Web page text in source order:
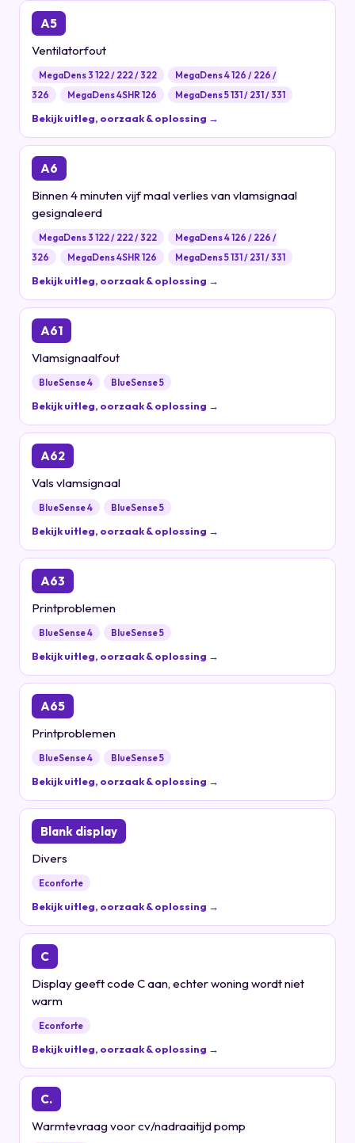
A5
Ventilatorfout
MegaDens 3 122 / 222 / 322
MegaDens 4 126 / 226 /
326
MegaDens 4SHR 126 MegaDens 5 131 / 231 / 331
Bekijk uitleg, oorzaak & oplossing →
A6
Binnen 4 minuten vijf maal verlies van vlamsignaal
gesignaleerd
MegaDens 3 122 / 222 / 322
MegaDens 4 126 / 226 /
326
MegaDens 4SHR 126 MegaDens 5 131 / 231 / 331
Bekijk uitleg, oorzaak & oplossing →
A61
Vlamsignaalfout
BlueSense 4 BlueSense 5
Bekijk uitleg, oorzaak & oplossing →
A62
Vals vlamsignaal
BlueSense 4 BlueSense 5
Bekijk uitleg, oorzaak & oplossing →
A63
Printproblemen
BlueSense 4 BlueSense 5
Bekijk uitleg, oorzaak & oplossing →
A65
Printproblemen
BlueSense 4 BlueSense 5
Bekijk uitleg, oorzaak & oplossing →
Blank display
Divers
Econforte
Bekijk uitleg, oorzaak & oplossing →
C
Display geeft code C aan, echter woning wordt niet
warm
Econforte
Bekijk uitleg, oorzaak & oplossing →
C.
Warmtevraag voor cv/nadraaitijd pomp